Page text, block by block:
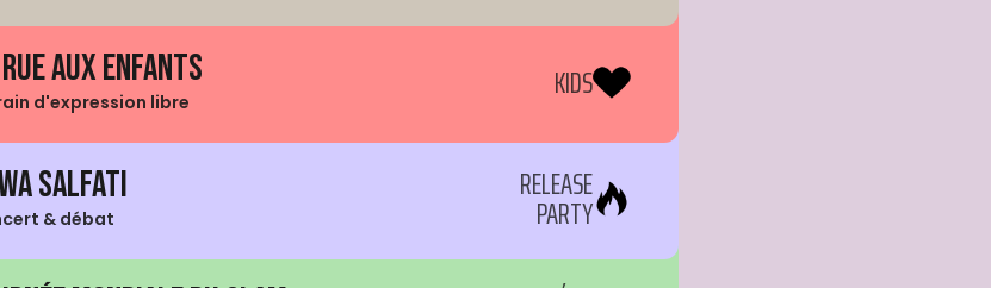
aux enfants
d'expression libre KIDS
Salfati
& débat
RELEASE
PARTY